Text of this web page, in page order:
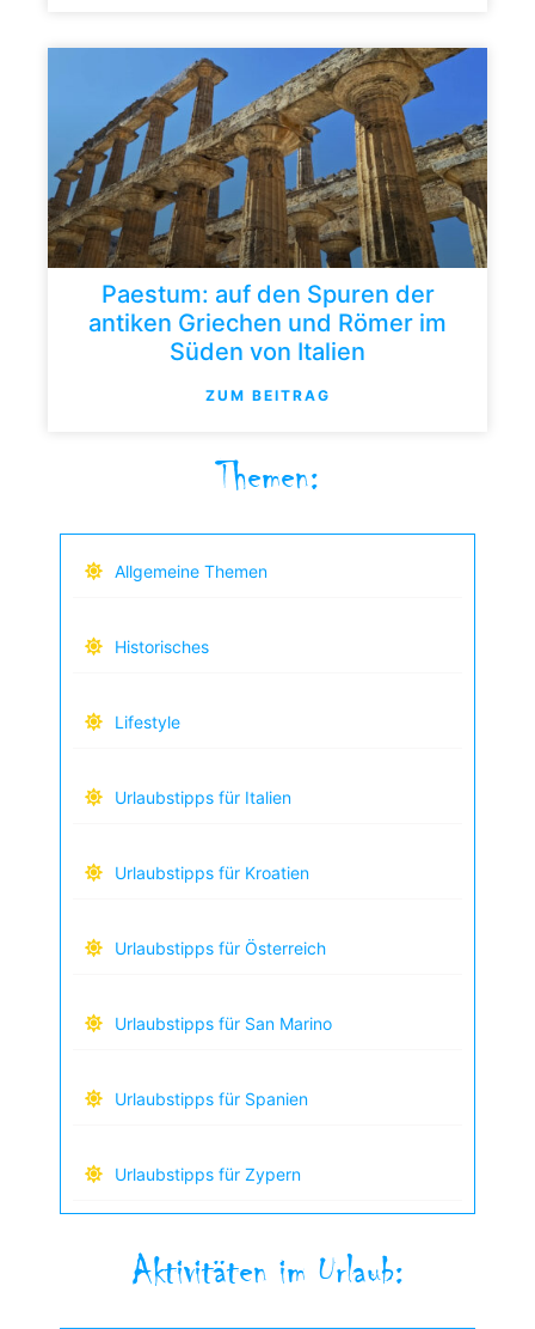
Paestum: auf den Spuren der
antiken Griechen und Römer im
Süden von Italien
ZUM BEITRAG
Themen:
Allgemeine Themen
Historisches
Lifestyle
Urlaubstipps für Italien
Urlaubstipps für Kroatien
Urlaubstipps für Österreich
Urlaubstipps für San Marino
Urlaubstipps für Spanien
Urlaubstipps für Zypern
Aktivitäten im Urlaub: